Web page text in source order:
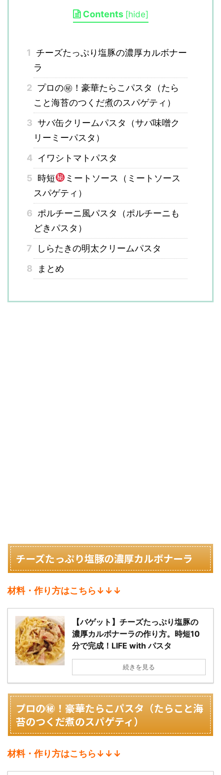
Contents [hide]
1
チーズたっぷり塩豚の濃厚カルボナー
ラ
2 プロの㊙︎！豪華たらこパスタ（たら
こと海苔のつくだ煮のスパゲティ）
3 サバ缶クリームパスタ（サバ味噌ク
リーミーパスタ）
4
イワシトマトパスタ
5 時短
ミートソース（ミートソース
スパゲティ）
6 ポルチーニ風パスタ（ポルチーニも
どきパスタ）
7
しらたきの明太クリームパスタ
8
まとめ
チーズたっぷり塩豚の濃厚カルボナーラ
材料・作り方はこちら↓↓↓
【バゲット】チーズたっぷり塩豚の
濃厚カルボナーラの作り方。時短10
分で完成！LIFE with パスタ
続きを見る
プロの㊙︎！豪華たらこパスタ（たらこと海
苔のつくだ煮のスパゲティ）
材料・作り方はこちら↓↓↓